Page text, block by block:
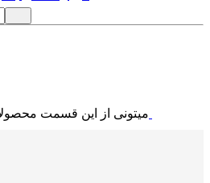
میتونی از این قسمت